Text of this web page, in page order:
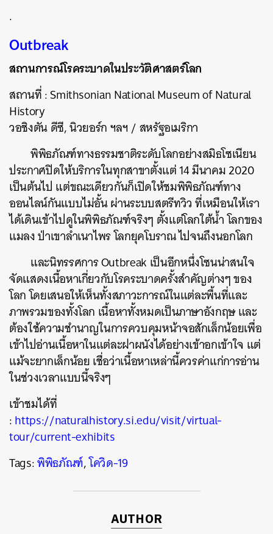
.
Outbreak
สถานการณ์โรคระบาดในประวัติศาสตร์โลก
สถานที่ : Smithsonian National Museum of Natural
History
วอชิงตัน ดีซี, นิวยอร์ก ฯลฯ / สหรัฐอเมริกา
พิพิธภัณฑ์ทางธรรมชาติระดับโลกอย่างสมิธโซเนียน
ประกาศปิดให้บริการในทุกสาขาตั้งแต่ 14 มีนาคม 2020
เป็นต้นไป แต่ขณะเดียวกันก็เปิดให้ชมพิพิธภัณฑ์ทาง
ออนไลน์กันแบบไม่อั้น ผ่านระบบสตรีทวิว ที่เหมือนให้เรา
ได้เดินเข้าไปดูในพิพิธภัณฑ์จริงๆ ตั้งแต่โลกใต้น้ำ โลกของ
แมลง ป่าเขาลำเนาไพร โลกยุคโบราณ ไปจนถึงนอกโลก
และนิทรรศการ Outbreak เป็นอีกหนึ่งโซนน่าสนใจ
จัดแสดงเนื้อหาเกี่ยวกับโรคระบาดครั้งสำคัญต่างๆ ของ
โลก โดยเสนอให้เห็นทั้งสภาวะการณ์ในแต่ละพื้นที่และ
ภาพรวมของทั้งโลก เนื้อหาทั้งหมดเป็นภาษาอังกฤษ และ
ต้องใช้ความชำนาญในการควบคุมหน้าจอสักเล็กน้อยเพื่อ
เข้าไปอ่านเนื้อหาในแต่ละฝาผนังได้อย่างเข้าอกเข้าใจ แต่
แม้จะยากเล็กน้อย เชื่อว่าเนื้อหาเหล่านี้ควรค่าแก่การอ่าน
ในช่วงเวลาแบบนี้จริงๆ
เข้าชมได้ที่
:https://naturalhistory.si.edu/visit/virtual-
tour/current-exhibits
Tags:พิพิธภัณฑ์,โควิด-19
AUTHOR